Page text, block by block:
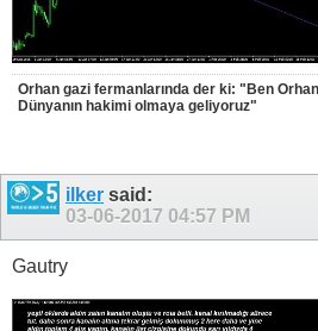
Orhan gazi fermanlarında der ki: "Ben
Dünyanın hakimi olmaya geliyoruz"
ilker said:
03-06-2017 04:57 PM
Gautry